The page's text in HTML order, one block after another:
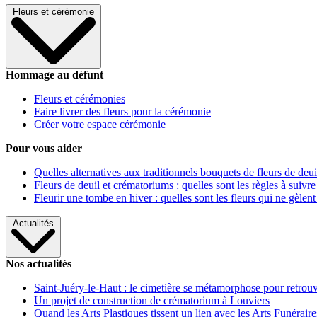
Fleurs et cérémonie
Hommage au défunt
Fleurs et cérémonies
Faire livrer des fleurs pour la cérémonie
Créer votre espace cérémonie
Pour vous aider
Quelles alternatives aux traditionnels bouquets de fleurs de
Fleurs de deuil et crématoriums : quelles sont les règles à
Fleurir une tombe en hiver : quelles sont les fleurs qui ne gèlent
Actualités
Nos actualités
Saint-Juéry-le-Haut : le cimetière se métamorphose pour
Un projet de construction de crématorium à Louviers
Quand les Arts Plastiques tissent un lien avec les Arts